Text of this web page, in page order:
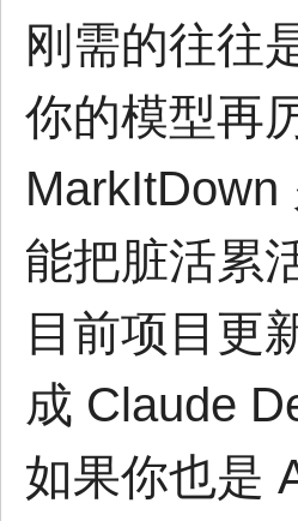
刚需的往往
你的模型再
能把脏活累
目前项目更
成 Claude
如果你也是